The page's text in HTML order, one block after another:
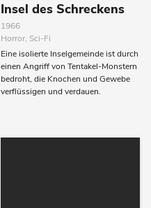
Insel des Schreckens
1966
Horror, Sci-Fi
Eine isolierte Inselgemeinde ist durch
einen Angriff von Tentakel-Monstern
bedroht, die Knochen und Gewebe
verflüssigen und verdauen.